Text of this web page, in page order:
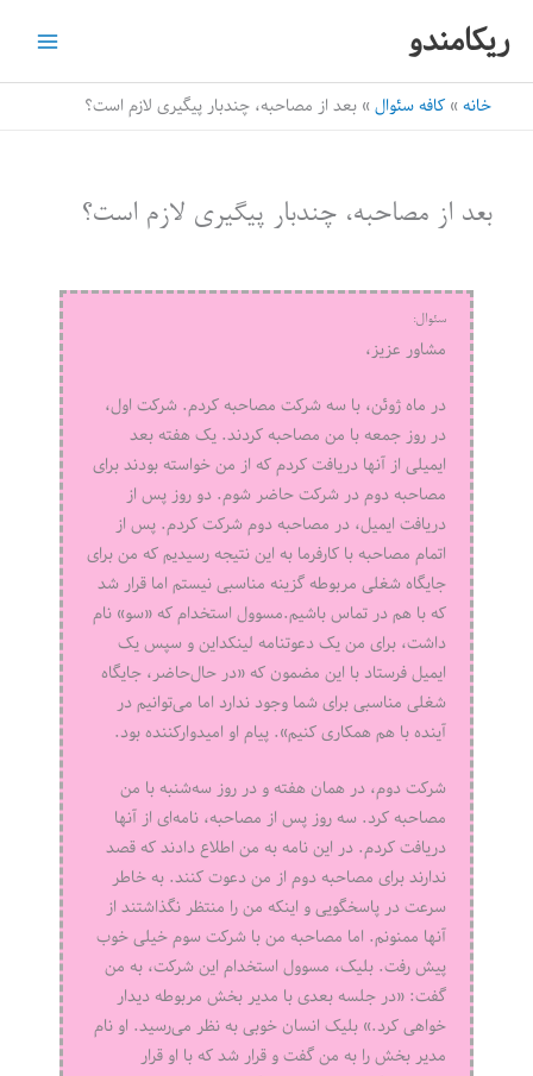
ریکامندو
خانه کافه سئوال بعد از مصاحبه، چندبار پیگیری لازم است؟
بعد از مصاحبه، چندبار پیگیری لازم است؟
سئوال:
مشاور عزیز،
در ماه ژوئن، با سه شرکت مصاحبه کردم. شرکت اول،
در روز جمعه با من مصاحبه کردند. یک هفته بعد
ایمیلی از آنها دریافت کردم که از من خواسته بودند برای
مصاحبه دوم در شرکت حاضر شوم. دو روز پس از
دریافت ایمیل، در مصاحبه دوم شرکت کردم. پس از
اتمام مصاحبه با کارفرما به این نتیجه رسیدیم که من برای
جایگاه شغلی مربوطه گزینه مناسبی نیستم اما قرار شد
که با هم در تماس باشیم.مسوول استخدام که «سو» نام
داشت، برای من یک دعوتنامه لینکداین و سپس یک
ایمیل فرستاد با این مضمون که «در حال‌حاضر، جایگاه
شغلی مناسبی برای شما وجود ندارد اما می‌توانیم در
آینده با هم همکاری کنیم». پیام او امیدوارکننده بود.
شرکت دوم، در همان هفته و در روز سه‌شنبه با من
مصاحبه کرد. سه روز پس از مصاحبه، نامه‌ای از آنها
دریافت کردم. در این نامه به من اطلاع دادند که قصد
ندارند برای مصاحبه دوم از من دعوت کنند. به خاطر
سرعت در پاسخگویی و اینکه من را منتظر نگذاشتند از
آنها ممنونم. اما مصاحبه من با شرکت سوم خیلی خوب
پیش رفت. بلیک، مسوول استخدام این شرکت، به من
گفت: «در جلسه بعدی با مدیر بخش مربوطه دیدار
خواهی کرد.» بلیک انسان خوبی به نظر می‌رسید. او نام
مدیر بخش را به من گفت و قرار شد که با او قرار